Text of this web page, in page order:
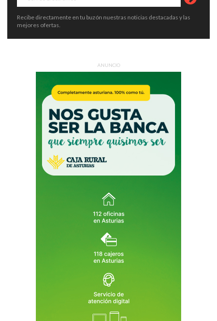
Recibe directamente en tu buzón nuestras noticias destacadas y las
mejores ofertas.
ANUNCIO